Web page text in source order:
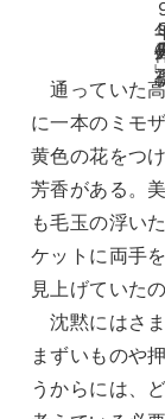
通っていた
に一本のミモ
黄色の花をつ
芳香がある。
も毛玉の浮い
ケットに両手
見上げていた
沈黙にはさ
まずいものや
うからには、